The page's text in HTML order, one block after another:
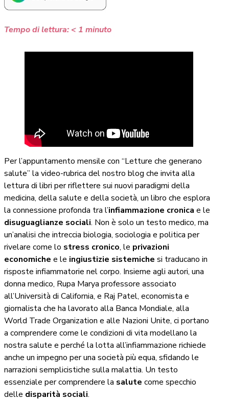
Tempo di lettura: < 1 minuto
Per l’appuntamento mensile con “Letture che generano
salute” la video-rubrica del nostro blog che invita alla
lettura di libri per riflettere sui nuovi paradigmi della
medicina, della salute e della società, un libro che esplora
la connessione profonda tra l’infiammazione cronica e le
disuguaglianze sociali. Non è solo un testo medico, ma
un’analisi che intreccia biologia, sociologia e politica per
rivelare come lo stress cronico, le privazioni
economiche e le ingiustizie sistemiche si traducano in
risposte infiammatorie nel corpo. Insieme agli autori, una
donna medico, Rupa Marya professore associato
all’Università di California, e Raj Patel, economista e
giornalista che ha lavorato alla Banca Mondiale, alla
World Trade Organization e alle Nazioni Unite, ci portano
a comprendere come le condizioni di vita modellano la
nostra salute e perché la lotta all’infiammazione richiede
anche un impegno per una società più equa, sfidando le
narrazioni semplicistiche sulla malattia. Un testo
essenziale per comprendere la salute come specchio
delle disparità sociali.